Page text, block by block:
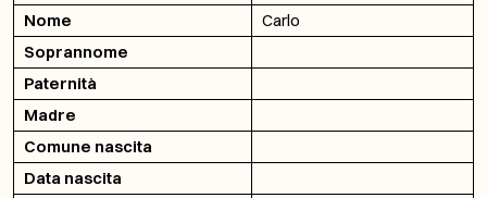
Nome
Carlo
Soprannome
Paternità
Madre
Comune nascita
Data nascita